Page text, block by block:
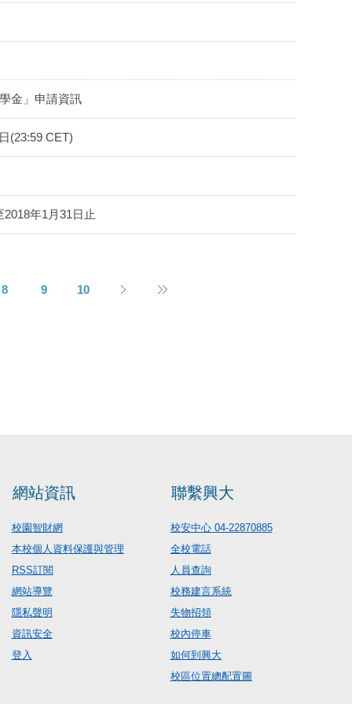
金」申請資訊
(23:59 CET)
年1月31日止
8 9 10
網站資訊
校園智財網
本校個人資料保護與管理
RSS訂閱
網站導覽
隱私聲明
資訊安全
登入
聯繫興大
校安中心 04-22870885
全校電話
人員查詢
校務建言系統
失物招領
校內停車
如何到興大
校區位置總配置圖